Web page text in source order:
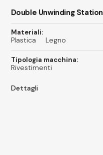
Double Unwinding Station
Materiali:
Plastica Legno
Tipologia macchina:
Rivestimenti
Dettagli